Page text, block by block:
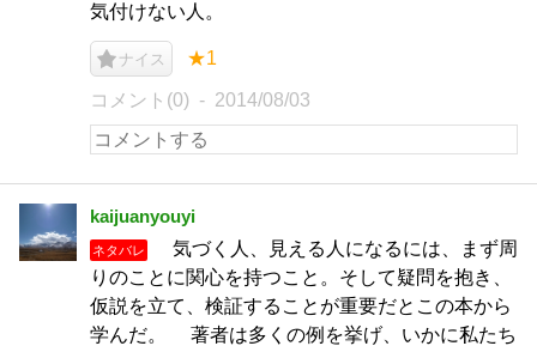
気付けない人。
ナイス ★1
コメント(0) 2014/08/03
kaijuanyouyi
ネタバレ
気づく人、見える人になるには、まず周
りのことに関心を持つこと。そして疑問を抱き、
仮説を立て、検証することが重要だとこの本から
学んだ。 著者は多くの例を挙げ、いかに私たち